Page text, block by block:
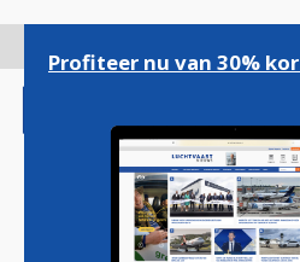
gaan
Profiteer nu van 30%